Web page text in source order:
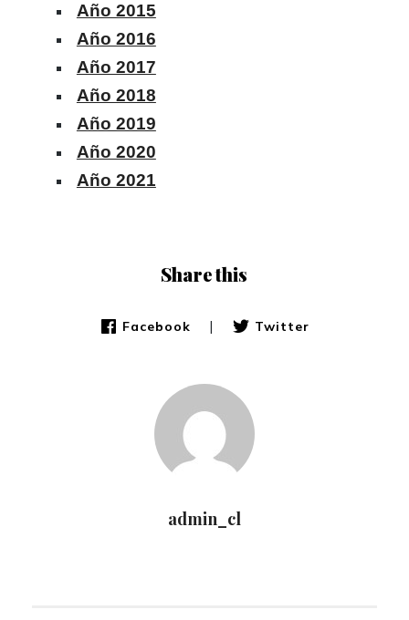
Año 2015
Año 2016
Año 2017
Año 2018
Año 2019
Año 2020
Año 2021
Share this
Facebook | Twitter
admin_cl